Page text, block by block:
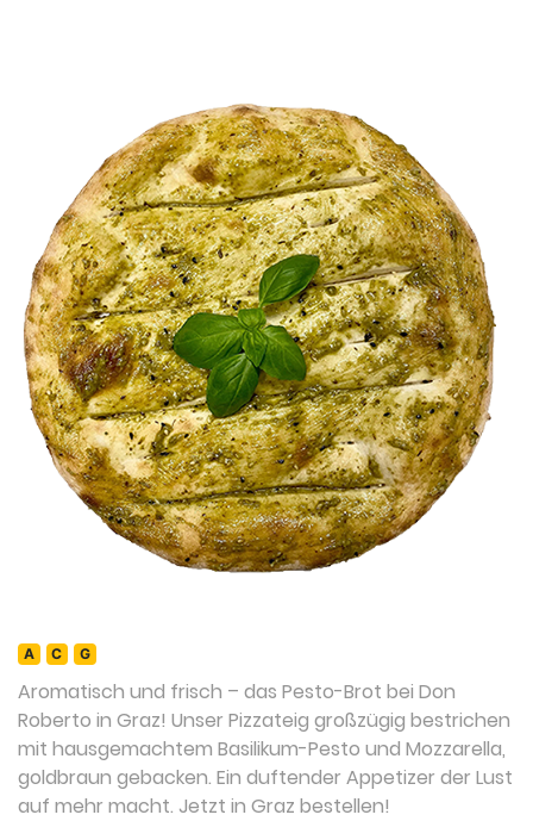
A C G
Aromatisch und frisch – das Pesto-Brot bei Don
Roberto in Graz! Unser Pizzateig großzügig bestrichen
mit hausgemachtem Basilikum-Pesto und Mozzarella,
goldbraun gebacken. Ein duftender Appetizer der Lust
auf mehr macht. Jetzt in Graz bestellen!